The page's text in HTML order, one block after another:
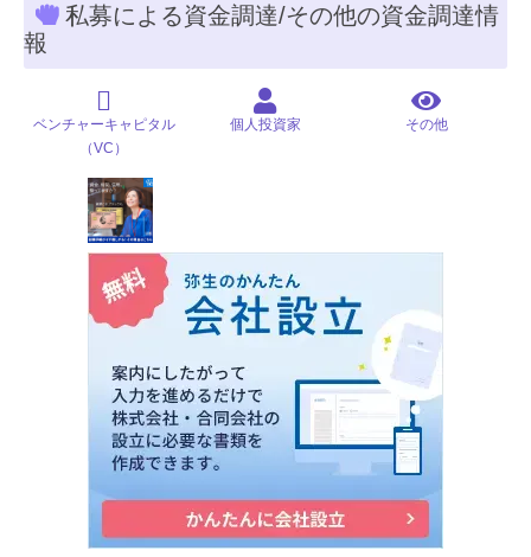
私募による資金調達/その他の資金調達情
報
ベンチャーキャピタル
（VC）
個人投資家 その他